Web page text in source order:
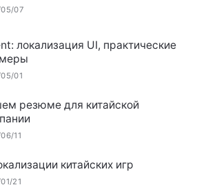
07
локализация UI, практические
01
резюме для китайской
11
китайских игр
21